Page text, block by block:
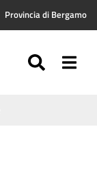
Provincia di Bergamo